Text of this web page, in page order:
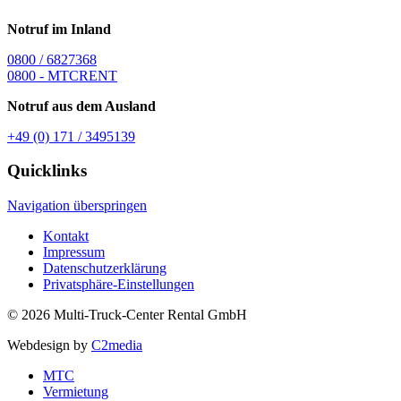
Notruf im Inland
0800 / 6827368
0800 - MTCRENT
Notruf aus dem Ausland
+49 (0) 171 / 3495139
Quicklinks
Navigation überspringen
Kontakt
Impressum
Datenschutzerklärung
Privatsphäre-Einstellungen
© 2026 Multi-Truck-Center Rental GmbH
Webdesign by C2media
MTC
Vermietung